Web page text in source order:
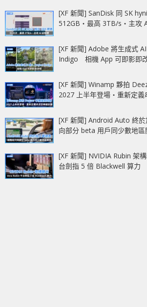
[XF 新聞] SanDisk 同 SK
512GB‧最高 3TB/s‧主攻
[XF 新聞] Adobe 將生成式
Indigo 相機 App 可即影即
[XF 新聞] Winamp 夥拍
2027 上半年登場‧重新定義
[XF 新聞] Android Auto 終
向部分 beta 用戶同少數地區
[XF 新聞] NVIDIA Rubin 架
台劍指 5 倍 Blackwell 算力